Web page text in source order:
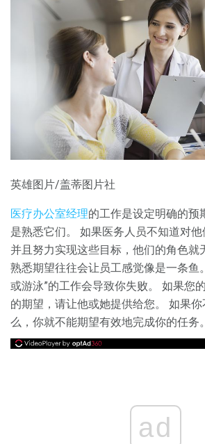
英雄图片/盖蒂图片社
医疗办公室经理的工作是设定明确的预
是熟悉它们。 如果医务人员不知道对他
并且努力实现这些目标，他们的角色就
熟悉期望往往会让员工感觉像是一条鱼
或游泳”的工作会导致你失败​​。 如果您
的期望，请让他或她提供给您。 如果
么，你就不能期望有效地完成你的任务。
ad